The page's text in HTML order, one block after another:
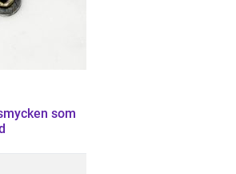
som